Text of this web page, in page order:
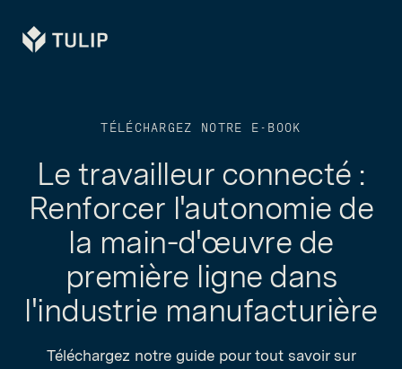
Tulip
TÉLÉCHARGEZ NOTRE E-BOOK
Le travailleur connecté :
Renforcer l'autonomie de
la main-d'œuvre de
première ligne dans
l'industrie manufacturière
Téléchargez notre guide pour tout savoir sur